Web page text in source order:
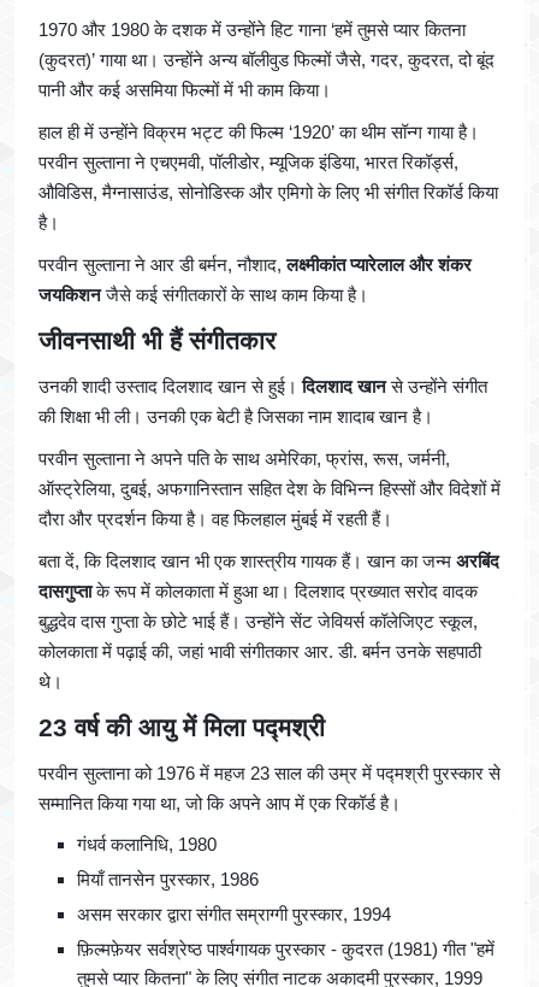
1970 और 1980 के दशक में उन्होंने हिट गाना ‘हमें तुमसे प्यार कितना
(कुदरत)’ गाया था। उन्होंने अन्य बॉलीवुड फिल्मों जैसे, गदर, कुदरत, दो बूंद
पानी और कई असमिया फिल्मों में भी काम किया।
हाल ही में उन्होंने विक्रम भट्ट की फिल्म ‘1920’ का थीम सॉन्ग गाया है।
परवीन सुल्ताना ने एचएमवी, पॉलीडोर, म्यूजिक इंडिया, भारत रिकॉर्ड्स,
औविडिस, मैग्नासाउंड, सोनोडिस्क और एमिगो के लिए भी संगीत रिकॉर्ड किया
है।
परवीन सुल्ताना ने आर डी बर्मन, नौशाद,लक्ष्मीकांत प्यारेलाल और शंकर
जयकिशनजैसे कई संगीतकारों के साथ काम किया है।
जीवनसाथी भी हैं संगीतकार
उनकी शादी उस्ताद दिलशाद खान से हुई।दिलशाद खानसे उन्होंने संगीत
की शिक्षा भी ली। उनकी एक बेटी है जिसका नाम शादाब खान है।
परवीन सुल्ताना ने अपने पति के साथ अमेरिका, फ्रांस, रूस, जर्मनी,
ऑस्ट्रेलिया, दुबई, अफगानिस्तान सहित देश के विभिन्न हिस्सों और विदेशों में
दौरा और प्रदर्शन किया है। वह फिलहाल मुंबई में रहती हैं।
बता दें, कि दिलशाद खान भी एक शास्त्रीय गायक हैं। खान का जन्म अरबिंद
दासगुप्ताके रूप में कोलकाता में हुआ था। दिलशाद प्रख्यात सरोद वादक
बुद्धदेव दास गुप्ता के छोटे भाई हैं। उन्होंने सेंट जेवियर्स कॉलेजिएट स्कूल,
कोलकाता में पढ़ाई की, जहां भावी संगीतकार आर. डी. बर्मन उनके सहपाठी
थे।
23 वर्ष की आयु में मिला पद्मश्री
परवीन सुल्ताना को 1976 में महज 23 साल की उम्र में पद्मश्री पुरस्कार से
सम्मानित किया गया था, जो कि अपने आप में एक रिकॉर्ड है।
गंधर्व कलानिधि, 1980
मियाँ तानसेन पुरस्कार, 1986
असम सरकार द्वारा संगीत सम्राग्गी पुरस्कार, 1994
फ़िल्मफ़ेयर सर्वश्रेष्ठ पार्श्वगायक पुरस्कार - कुदरत (1981) गीत "हमें
तुमसे प्यार कितना" के लिए संगीत नाटक अकादमी पुरस्कार, 1999